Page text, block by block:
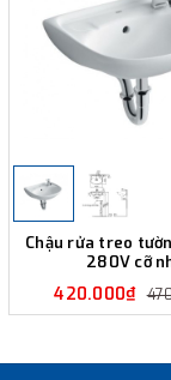
Chậu rửa treo
280V cỡ
420.000₫